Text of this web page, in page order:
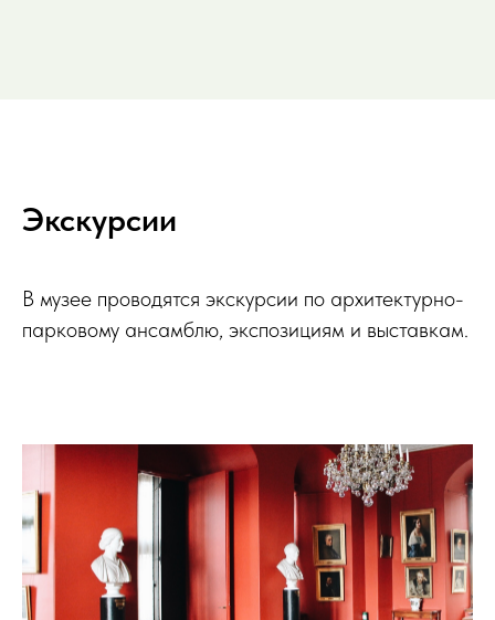
Экскурсии
В музее проводятся экскурсии по архитектурно-
парковому ансамблю, экспозициям и выставкам.